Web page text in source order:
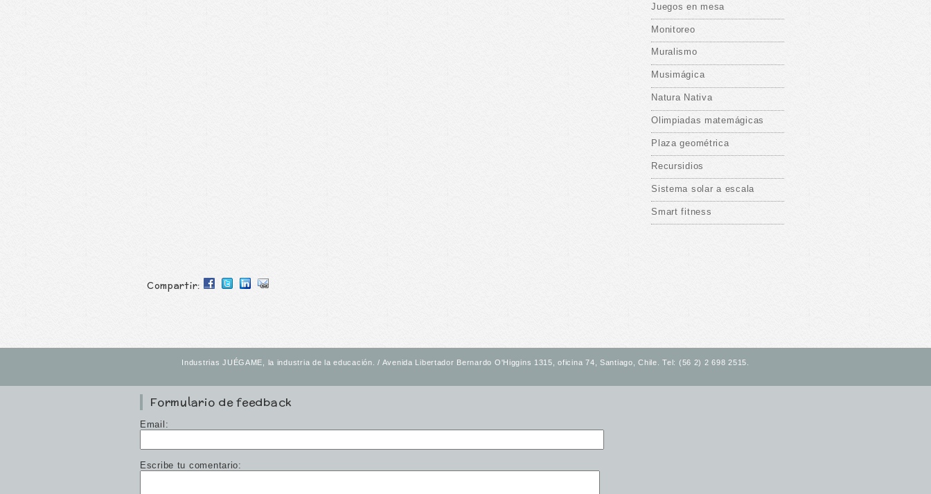
Juegos en mesa
Monitoreo
Muralismo
Musimágica
Natura Nativa
Olimpiadas matemágicas
Plaza geométrica
Recursidios
Sistema solar a escala
Smart fitness
Compartir:
Industrias JUÉGAME, la industria de la educación. / Avenida Libertador Bernardo O'Higgins 1315, oficina 74, Santiago, Chile. Tel: (56 2) 2 698 2515.
Formulario de feedback
Email:
Escribe tu comentario: